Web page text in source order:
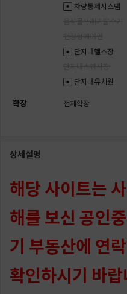
차량통제시스템
단지내헬스장
단지내유치원
확장 전체확장
상세설명
해당 사이트는
해를 보신 공인
기 부동산에 연
확인하시기 바